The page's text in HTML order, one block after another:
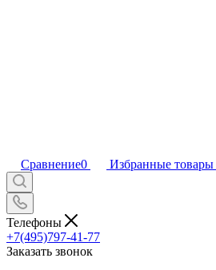
Сравнение0 Избранные товары
Телефоны
+7(495)797-41-77
Заказать звонок